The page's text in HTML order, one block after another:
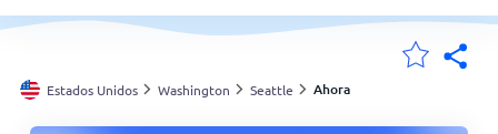
España
Argentina
Estados Unidos Washington Seattle Ahora